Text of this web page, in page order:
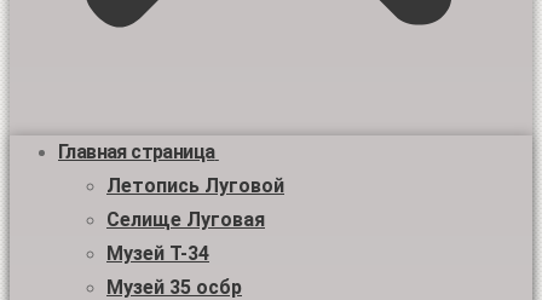
Главная страница
Летопись Луговой
Селище Луговая
Музей Т-34
Музей 35 осбр